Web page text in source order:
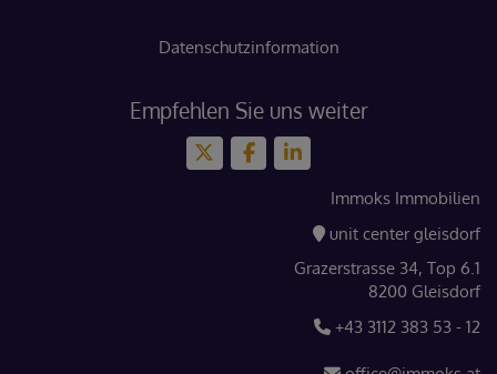
Datenschutzinformation
Empfehlen Sie uns weiter
Immoks Immobilien
unit center gleisdorf
Grazerstrasse 34, Top 6.1
8200 Gleisdorf
+43 3112 383 53 - 12